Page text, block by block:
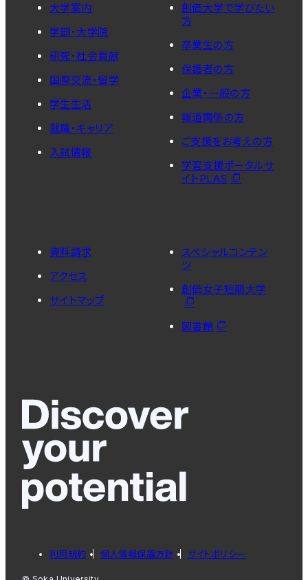
大学案内
学部・大学院
研究・社会貢献
国際交流・留学
学生生活
就職・キャリア
入試情報
創価大学で学びたい
方
卒業生の方
保護者の方
企業・一般の方
報道関係の方
ご支援をお考えの方
学習支援ポータルサ
イトPLAS
資料請求
アクセス
サイトマップ
スペシャルコンテン
ツ
創価女子短期大学
図書館
利用規約 個人情報保護方針 サイトポリシー